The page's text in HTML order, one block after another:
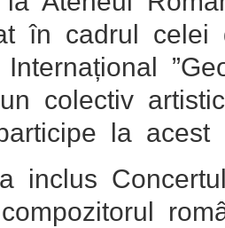
în cadrul
Internațional
colectiv
la acest
inclus